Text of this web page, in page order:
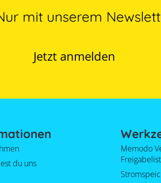
mit unserem
Jetzt anmelden
du uns
Memodo